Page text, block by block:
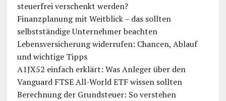
steuerfrei verschenkt werden?
Finanzplanung mit Weitblick – das sollten
selbstständige Unternehmer beachten
Lebensversicherung widerrufen: Chancen, Ablauf
und wichtige Tipps
A1JX52 einfach erklärt: Was Anleger über den
Vanguard FTSE All-World ETF wissen sollten
Berechnung der Grundsteuer: So verstehen